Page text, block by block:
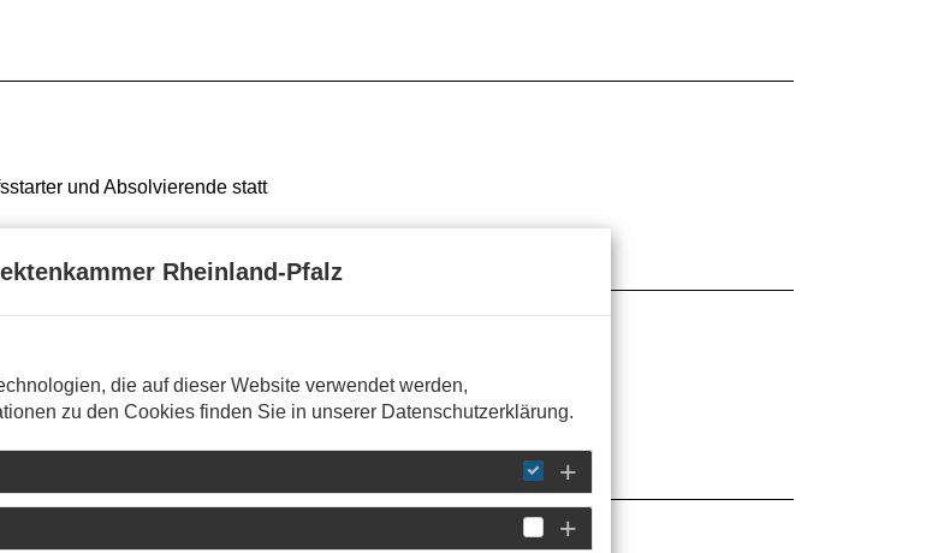
und Absolvierende statt
Rheinland-Pfalz
die auf dieser Website verwendet werden,
zu den Cookies finden Sie in unserer Datenschutzerklärung.